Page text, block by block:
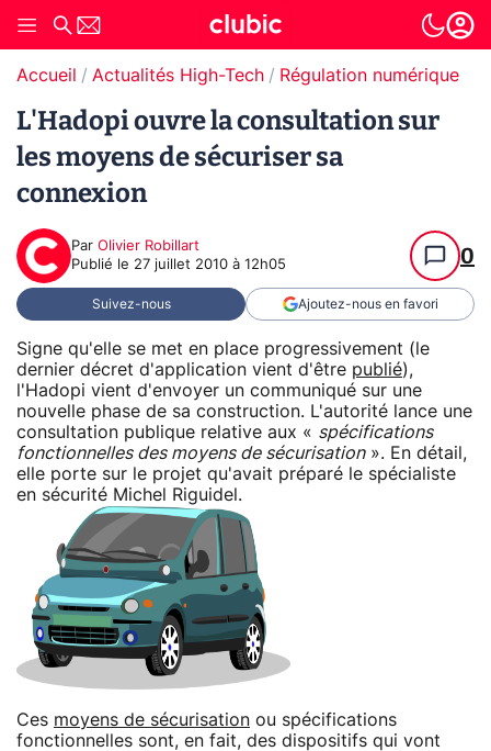
Accueil Actualités High-Tech Régulation numérique
L'Hadopi ouvre la consultation sur
les moyens de sécuriser sa
connexion
Par Olivier Robillart
Publié le 27 juillet 2010 à 12h05 0
Suivez-nous Ajoutez-nous en favori
Signe qu'elle se met en place progressivement (le
dernier décret d'application vient d'être publié),
l'Hadopi vient d'envoyer un communiqué sur une
nouvelle phase de sa construction. L'autorité lance une
consultation publique relative aux « spécifications
fonctionnelles des moyens de sécurisation». En détail,
elle porte sur le projet qu'avait préparé le spécialiste
en sécurité Michel Riguidel.
Ces moyens de sécurisation ou spécifications
fonctionnelles sont, en fait, des dispositifs qui vont